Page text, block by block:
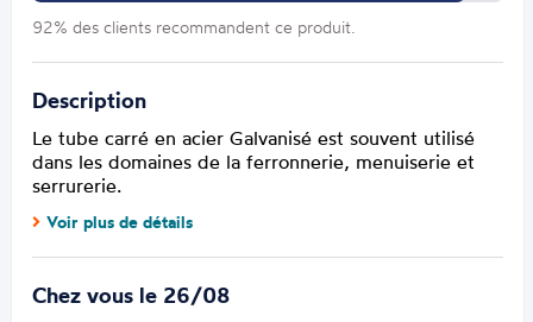
92% des clients recommandent ce produit.
Description
Le tube carré en acier Galvanisé est souvent utilisé
dans les domaines de la ferronnerie, menuiserie et
serrurerie.
Voir plus de détails
Chez vous le 26/08